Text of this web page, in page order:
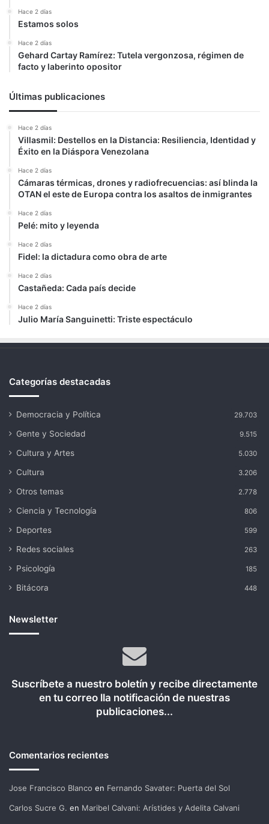
Hace 2 días
Estamos solos
Hace 2 días
Gehard Cartay Ramírez: Tutela vergonzosa, régimen de
facto y laberinto opositor
Últimas publicaciones
Hace 2 días
Villasmil: Destellos en la Distancia: Resiliencia, Identidad y
Éxito en la Diáspora Venezolana
Hace 2 días
Cámaras térmicas, drones y radiofrecuencias: así blinda la
OTAN el este de Europa contra los asaltos de inmigrantes
Hace 2 días
Pelé: mito y leyenda
Hace 2 días
Fidel: la dictadura como obra de arte
Hace 2 días
Castañeda: Cada país decide
Hace 2 días
Julio María Sanguinetti: Triste espectáculo
Categorías destacadas
Democracia y Política 29.703
Gente y Sociedad 9.515
Cultura y Artes 5.030
Cultura 3.206
Otros temas 2.778
Ciencia y Tecnología 806
Deportes 599
Redes sociales 263
Psicología 185
Bitácora 448
Newsletter
Suscríbete a nuestro boletín y recibe directamente
en tu correo lla notificación de nuestras
publicaciones...
Comentarios recientes
Jose Francisco Blanco en Fernando Savater: Puerta del Sol
Carlos Sucre G. en Maribel Calvani: Arístides y Adelita Calvani